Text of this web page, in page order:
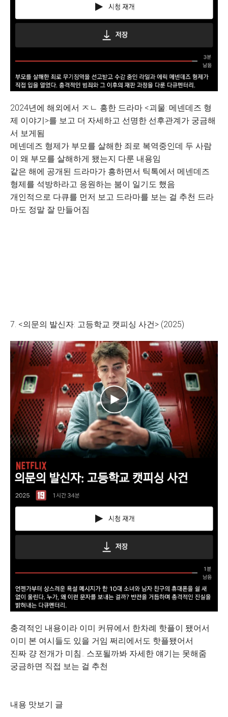
2024년에 해외에서 ㅈㄴ 흥한 드라마 <괴물: 메넨데즈 형
제 이야기>를 보고 더 자세하고 선명한 선후관계가 궁금해
서 보게됨
메넨데즈 형제가 부모를 살해한 죄로 복역중인데 두 사람
이 왜 부모를 살해하게 됐는지 다룬 내용임
같은 해에 공개된 드라마가 흥하면서 틱톡에서 메넨데즈
형제를 석방하라고 응원하는 붐이 일기도 했음
개인적으로 다큐를 먼저 보고 드라마를 보는 걸 추천 드라
마도 정말 잘 만들어짐
7. <의문의 발신자: 고등학교 캣피싱 사건> (2025)
충격적인 내용이라 이미 커뮤에서 한차례 핫플이 됐어서
이미 본 여시들도 있을 거임 쩌리에서도 핫플됐어서
진짜 걍 전개가 미침.. 스포될까봐 자세한 얘기는 못해줌
궁금하면 직접 보는 걸 추천
내용 맛보기 글